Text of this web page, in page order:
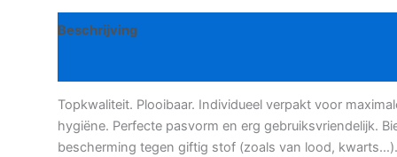
stofmasker
met
Beschrijving
Topkwaliteit. Plooibaar. Individueel verpakt voor
hygiëne. Perfecte pasvorm en erg gebruiksvriendelijk.
bescherming tegen giftig stof (zoals van lood, kwarts…).